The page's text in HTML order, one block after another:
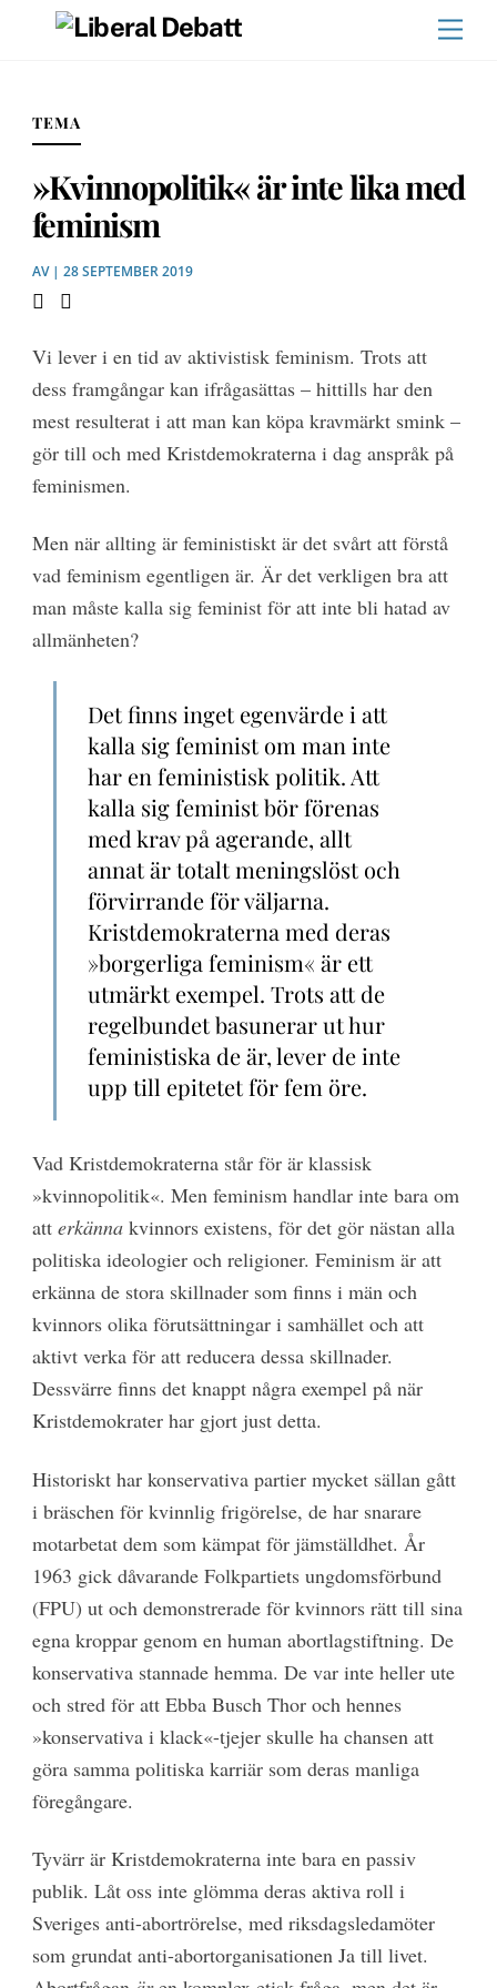
TEMA
»Kvinnopolitik« är inte lika med
feminism
AV | 28 SEPTEMBER 2019
Vi lever i en tid av aktivistisk feminism. Trots att
dess framgångar kan ifrågasättas – hittills har den
mest resulterat i att man kan köpa kravmärkt smink –
gör till och med Kristdemokraterna i dag anspråk på
feminismen.
Men när allting är feministiskt är det svårt att förstå
vad feminism egentligen är. Är det verkligen bra att
man måste kalla sig feminist för att inte bli hatad av
allmänheten?
Det finns inget egenvärde i att
kalla sig feminist om man inte
har en feministisk politik. Att
kalla sig feminist bör förenas
med krav på agerande, allt
annat är totalt meningslöst och
förvirrande för väljarna.
Kristdemokraterna med deras
»borgerliga feminism« är ett
utmärkt exempel. Trots att de
regelbundet basunerar ut hur
feministiska de är, lever de inte
upp till epitetet för fem öre.
Vad Kristdemokraterna står för är klassisk
»kvinnopolitik«. Men feminism handlar inte bara om
att erkännakvinnors existens, för det gör nästan alla
politiska ideologier och religioner. Feminism är att
erkänna de stora skillnader som finns i män och
kvinnors olika förutsättningar i samhället och att
aktivt verka för att reducera dessa skillnader.
Dessvärre finns det knappt några exempel på när
Kristdemokrater har gjort just detta.
Historiskt har konservativa partier mycket sällan gått
i bräschen för kvinnlig frigörelse, de har snarare
motarbetat dem som kämpat för jämställdhet. År
1963 gick dåvarande Folkpartiets ungdomsförbund
(FPU) ut och demonstrerade för kvinnors rätt till sina
egna kroppar genom en human abortlagstiftning. De
konservativa stannade hemma. De var inte heller ute
och stred för att Ebba Busch Thor och hennes
»konservativa i klack«-tjejer skulle ha chansen att
göra samma politiska karriär som deras manliga
föregångare.
Tyvärr är Kristdemokraterna inte bara en passiv
publik. Låt oss inte glömma deras aktiva roll i
Sveriges anti-abortrörelse, med riksdagsledamöter
som grundat anti-abortorganisationen Ja till livet.